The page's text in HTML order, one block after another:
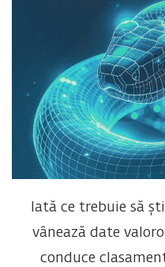
Iată ce trebuie să
vânează date
conduce